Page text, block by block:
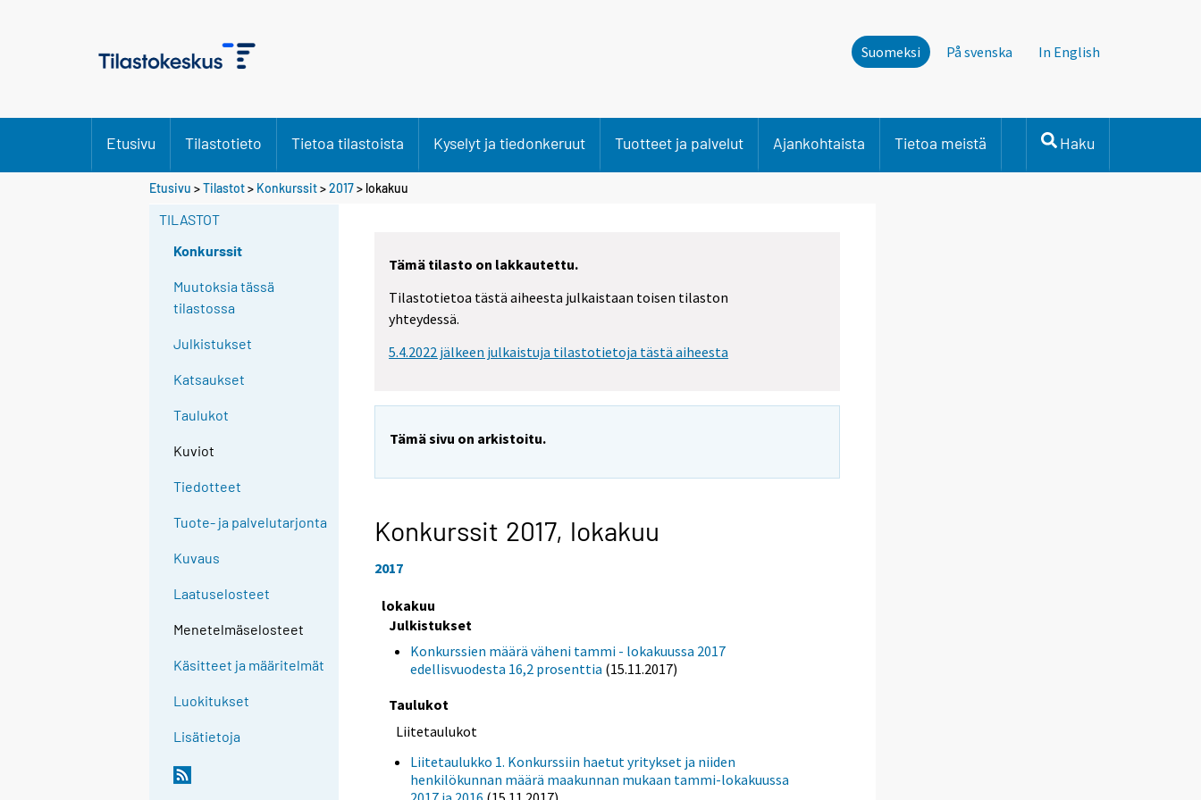
Suomeksi På svenska In English
Etusivu Tilastotieto Tietoa tilastoista Kyselyt ja tiedonkeruut Tuotteet ja palvelut Ajankohtaista Tietoa meistä Haku
Etusivu >Tilastot> Konkurssit>2017> lokakuu
TILASTOT
Konkurssit
Muutoksia tässä
tilastossa
Julkistukset
Katsaukset
Taulukot
Kuviot
Tiedotteet
Tuote- ja palvelutarjonta
Kuvaus
Laatuselosteet
Menetelmäselosteet
Käsitteet ja määritelmät
Luokitukset
Lisätietoja
Tämä tilasto on lakkautettu.
Tilastotietoa tästä aiheesta julkaistaan toisen tilaston
yhteydessä.
5.4.2022 jälkeen julkaistuja tilastotietoja tästä aiheesta
Tämä sivu on arkistoitu.
Konkurssit 2017, lokakuu
2017
lokakuu
Julkistukset
Konkurssien määrä väheni tammi - lokakuussa 2017
edellisvuodesta 16,2 prosenttia (15.11.2017)
Taulukot
Liitetaulukot
Liitetaulukko 1. Konkurssiin haetut yritykset ja niiden
henkilökunnan määrä maakunnan mukaan tammi-lokakuussa